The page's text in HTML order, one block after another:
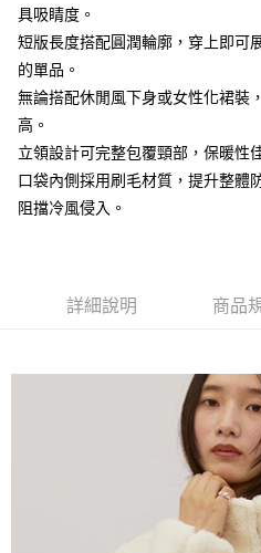
2.付款方式選擇「大哥付你分期」，訂
成交易。
3.實際核准額度、可分期數及費用金額
4.訂單成立30分鐘內，如未前往確認交
消。如遇「轉專審核」未通過狀況，表
法說明評估內容。
【繳款方式說明】
醒簡訊。
2.透過簡訊連結打開帳單後，可選擇「
用戶於交易時，得透過本服務購買商品
由本公司與您本人進行分期帳單所需資
3.完整用戶服務條款，請詳閱以下連結
相關說明
【關於「AFTEE先享後付」】
便利好安心！
１．簡單：不需註冊會員、不需綁卡、
２．便利：只要手機號碼，簡訊認證，
３．安心：先確認商品／服務後，再付款
【「AFTEE先享後付」結帳流程】
１．於結帳方式選擇「AFTEE先享後
結帳頁面，進行簡訊認證並確認金額後
※ 請注意：結帳手續完成當下不需立刻
購買商品的店家。未經商家同意取消之
是否繳費成功／繳費後需取消欲退款等
https://
１．透過由恩沛科技股份有限公司提供
易，需依本服務之必要範圍內提供個人
權轉讓予恩沛科技股份有限公司。
２．關於個人資料處理事宜，請瀏覽以
https://aftee.tw/terms/#terms3
ATM付款
運送方式
全家取貨付款
每筆NT$60，滿NT$388(含以上)免
全家純取貨
每筆NT$60，滿NT$888(含以上)免
每筆NT$60，滿NT$888(含以上)免
每筆NT$60，滿NT$888(含以上)免
每筆NT$60，滿NT$888(含以上)免
具吸睛度。
短版長度搭配圓潤輪廓，穿上即可
的單品。
無論搭配休閒風下身或女性化裙裝
高。
立領設計可完整包覆頸部，保暖性
口袋內側採用刷毛材質，提升整體
阻擋冷風侵入。
詳細說明 商品